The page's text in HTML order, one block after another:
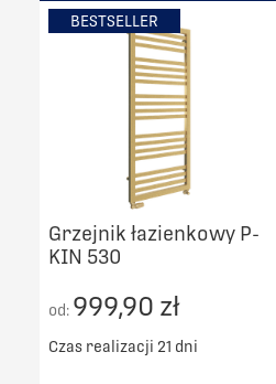
BESTSELLER
Grzejnik łazienkowy P-
KIN 530
od: 999,90 zł
Czas realizacji 21 dni